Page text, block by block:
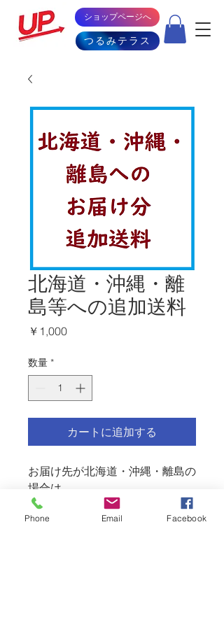
ショップページへ
つるみテラス
北海道・沖縄・離
島等への追加送料
￥1,000価
数量 *
カートに追加する
お届け先が北海道・沖縄・離島の
場合は
1000円の追加送料がかかりま
す。
Phone Email Facebook